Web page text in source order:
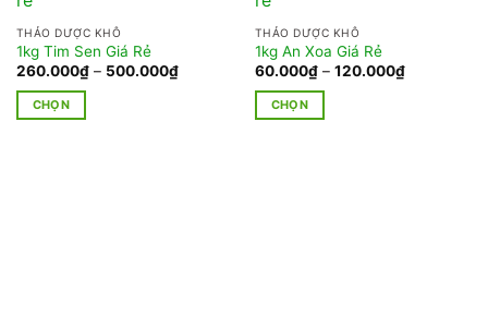
THẢO DƯỢC KHÔ
1kg Tim Sen Giá Rẻ
260.000₫ – 500.000₫Khoảng
giá:
CHỌN
THẢO DƯỢC KHÔ
1kg An Xoa Giá Rẻ
60.000₫ – 120.000₫Khoảng
giá:
CHỌN